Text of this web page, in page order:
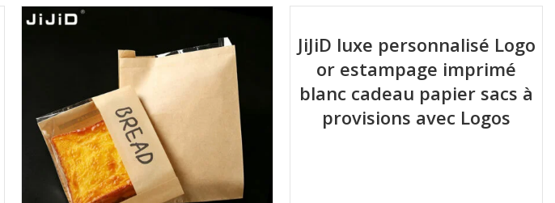
JiJiD luxe personnalisé Logo
or estampage imprimé
blanc cadeau papier sacs à
provisions avec Logos